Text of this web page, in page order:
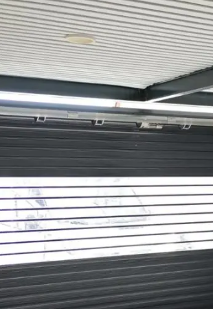
pour traiter votre demande.
Rappelez-moi